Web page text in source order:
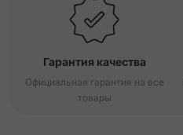
Гарантия качества
Официальная гарантия на все
товары